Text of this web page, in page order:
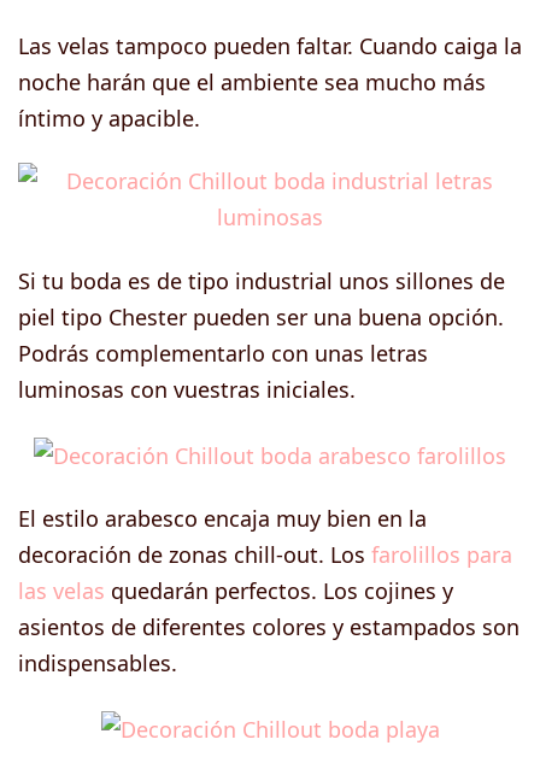
Las velas tampoco pueden faltar. Cuando caiga la
noche harán que el ambiente sea mucho más
íntimo y apacible.
Si tu boda es de tipo industrial unos sillones de
piel tipo Chester pueden ser una buena opción.
Podrás complementarlo con unas letras
luminosas con vuestras iniciales.
El estilo arabesco encaja muy bien en la
decoración de zonas chill-out. Los farolillos para
las velas quedarán perfectos. Los cojines y
asientos de diferentes colores y estampados son
indispensables.